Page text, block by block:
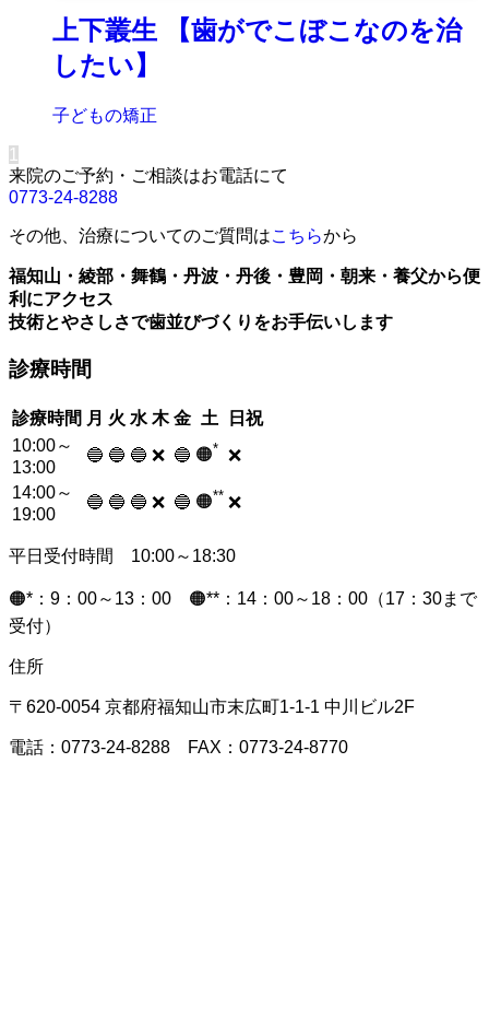
上下叢生 【歯がでこぼこなのを治
したい】
子どもの矯正
1
来院のご予約・ご相談はお電話にて
0773-24-8288
その他、治療についてのご質問はこちらから
福知山・綾部・舞鶴・丹波・丹後・豊岡・朝来・養父から便
利にアクセス
技術とやさしさで歯並びづくりをお手伝いします
診療時間
診療時間 月 火 水 木 金 土
日祝
10:00～
13:00
🔵 🔵 🔵 ❌ 🔵 🟠* ❌
14:00～
19:00
🔵 🔵 🔵 ❌ 🔵 🟠** ❌
平日受付時間 10:00～18:30
🟠*：9：00～13：00 🟠**：14：00～18：00（17：30まで
受付）
住所
〒620-0054 京都府福知山市末広町1-1-1 中川ビル2F
電話：0773-24-8288 FAX：0773-24-8770